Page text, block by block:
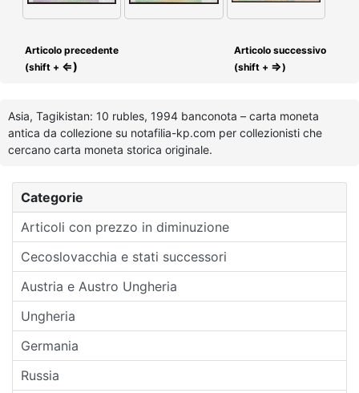
Categorie
Articoli con prezzo in diminuzione
Cecoslovacchia e stati successori
Austria e Austro Ungheria
Ungheria
Germania
Russia
Articolo precedente
(shift + ⇐)
Articolo successivo
(shift + ⇒)
Asia, Tagikistan: 10 rubles, 1994 banconota – carta moneta
antica da collezione su notafilia-kp.com per collezionisti che
cercano carta moneta storica originale.